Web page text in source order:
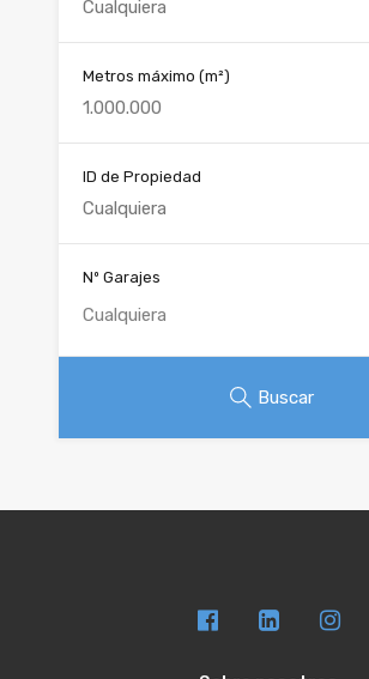
Metros máximo (m²)
ID de Propiedad
Nº Garajes
Cualquiera
Buscar